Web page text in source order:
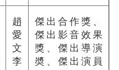
趙
愛
文
李
傑出合作獎、
傑出影音效果
獎、傑出導演
奬、傑出演員